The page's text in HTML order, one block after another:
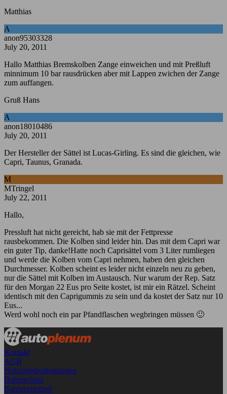
Matthias
A
anon95303328
July 20, 2011
Hallo Matthias Bremskolben Zange einweichen und mit Preßluft
minnimum 10 bar rausdrücken aber mit Lappen zwichen der Zange
zum auffangen.
Gruß Hans
A
anon18010486
July 20, 2011
Der Hersteller der Sättel ist Lucas-Girling. Es sind die gleichen, wie
Capri, Taunus, Granada.
M
MTringel
July 22, 2011
Hallo,
Pressluft hat nicht gereicht, hab sie mit der Fettpresse
rausbekommen. Die Kolben sind leider hin. Das mit dem Capri war
ein guter Tip, danke!Hatte noch Caprisättel vom 3 Liter rumliegen
und werde die Kolben vom Capri nehmen, haben den gleichen
Durchmesser. Kolben scheint es leider nicht einzeln neu zu geben,
nur die Sättel mit Kolben im Austausch. Nur warum der Rep. Satz
für den Morgan 22 Eus pro Seite kostet, ist mir ein Rätzel. Scheint
identisch mit den Caprigummis zu sein und da kostet der Satz nur 10
Eus...
Werd wohl noch ein par Pfandflaschen wegbringen müssen 🙂
Kontakt
AGB
Nutzungsbedingungen
Datenschutz
Barrierefreiheit